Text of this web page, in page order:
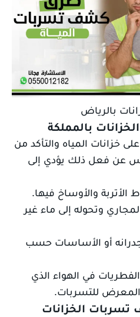
بالرياض
بالمملكة
خزانات المياه والتأكد من
عن فعل ذلك يؤدي إلى
الأتربة والأوساخ فيها.
وتحوله إلى ماء غير
أو الأساسات حسب
في الهواء الذي
للتسربات.
الخزانات